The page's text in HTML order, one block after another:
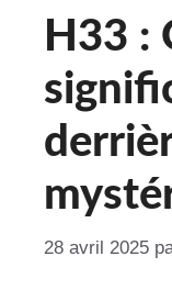
H33 :
28 avril 2025